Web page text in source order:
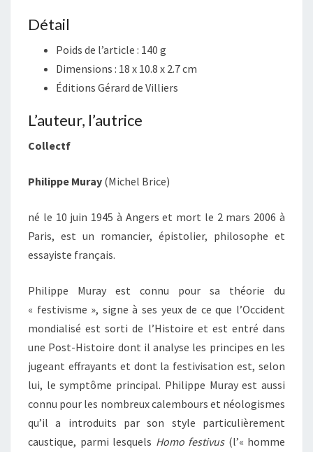
Détail
Poids de l’article : 140 g
Dimensions : 18 x 10.8 x 2.7 cm
Éditions Gérard de Villiers
L’auteur, l’autrice
Collectf
Philippe Muray (Michel Brice)
né le 10 juin 1945 à Angers et mort le 2 mars 2006 à
Paris, est un romancier, épistolier, philosophe et
essayiste français.
Philippe Muray est connu pour sa théorie du
« festivisme », signe à ses yeux de ce que l’Occident
mondialisé est sorti de l’Histoire et est entré dans
une Post-Histoire dont il analyse les principes en les
jugeant effrayants et dont la festivisation est, selon
lui, le symptôme principal. Philippe Muray est aussi
connu pour les nombreux calembours et néologismes
qu’il a introduits par son style particulièrement
caustique, parmi lesquels Homo festivus(l’« homme